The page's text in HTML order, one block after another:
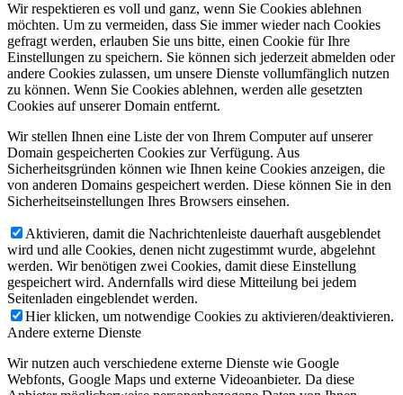
Wir respektieren es voll und ganz, wenn Sie Cookies ablehnen
möchten. Um zu vermeiden, dass Sie immer wieder nach Cookies
gefragt werden, erlauben Sie uns bitte, einen Cookie für Ihre
Einstellungen zu speichern. Sie können sich jederzeit abmelden oder
andere Cookies zulassen, um unsere Dienste vollumfänglich nutzen
zu können. Wenn Sie Cookies ablehnen, werden alle gesetzten
Cookies auf unserer Domain entfernt.
Wir stellen Ihnen eine Liste der von Ihrem Computer auf unserer
Domain gespeicherten Cookies zur Verfügung. Aus
Sicherheitsgründen können wie Ihnen keine Cookies anzeigen, die
von anderen Domains gespeichert werden. Diese können Sie in den
Sicherheitseinstellungen Ihres Browsers einsehen.
Aktivieren, damit die Nachrichtenleiste dauerhaft ausgeblendet
wird und alle Cookies, denen nicht zugestimmt wurde, abgelehnt
werden. Wir benötigen zwei Cookies, damit diese Einstellung
gespeichert wird. Andernfalls wird diese Mitteilung bei jedem
Seitenladen eingeblendet werden.
Hier klicken, um notwendige Cookies zu aktivieren/deaktivieren.
Andere externe Dienste
Wir nutzen auch verschiedene externe Dienste wie Google
Webfonts, Google Maps und externe Videoanbieter. Da diese